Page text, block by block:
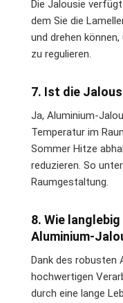
Die Jalousie
dem Sie die
und drehen
zu regulieren.
7. Ist die
Ja, Aluminium-
Temperatur im
Sommer Hitze
reduzieren. So
Raumgestaltung.
8. Wie
Aluminium-
Dank des robusten
hochwertigen
durch eine lange